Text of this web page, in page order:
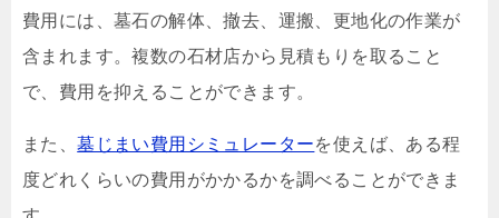
費用には、墓石の解体、撤去、運搬、更地化の作業が
含まれます。複数の石材店から見積もりを取ること
で、費用を抑えることができます。
また、墓じまい費用シミュレーターを使えば、ある程
度どれくらいの費用がかかるかを調べることができま